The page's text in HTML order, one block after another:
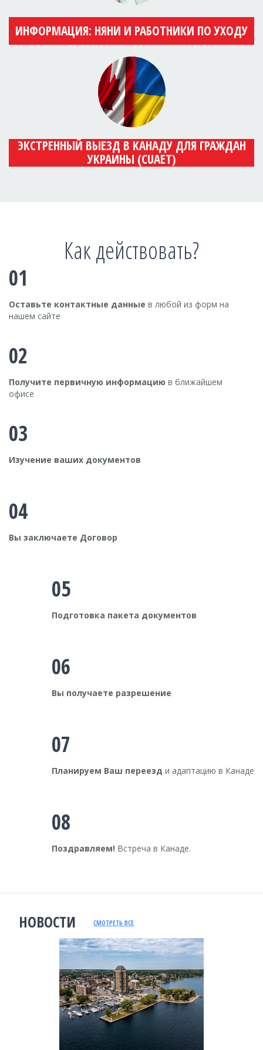
ИНФОРМАЦИЯ: НЯНИ И РАБОТНИКИ ПО УХОДУ
ЭКСТРЕННЫЙ ВЫЕЗД В КАНАДУ ДЛЯ ГРАЖДАН
УКРАИНЫ (CUAET)
Как действовать?
01
Оставьте контактные данные в любой из форм на
нашем сайте
02
Получите первичную информацию в ближайшем
офисе
03
Изучение ваших документов
04
Вы заключаете Договор
05
Подготовка пакета документов
06
Вы получаете разрешение
07
Планируем Ваш переезд и адаптацию в Канаде
08
Поздравляем! Встреча в Канаде.
НОВОСТИ СМОТРЕТЬ ВСЕ